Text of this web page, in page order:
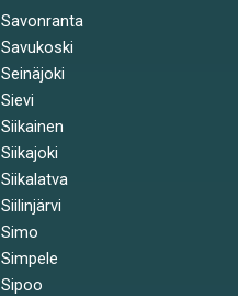
Savonranta
Savukoski
Seinäjoki
Sievi
Siikainen
Siikajoki
Siikalatva
Siilinjärvi
Simo
Simpele
Sipoo